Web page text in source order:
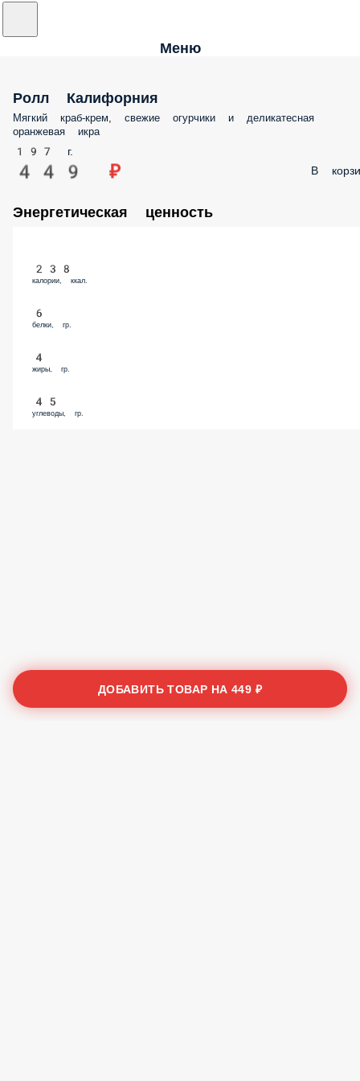
Меню
Ролл Калифорния
Мягкий краб-крем, свежие огурчики и деликатесная
оранжевая икра
197 г.
449 ₽ В
Энергетическая ценность
238
калории, ккал.
6
белки, гр.
4
жиры, гр.
45
углеводы, гр.
ДОБАВИТЬ ТОВАР НА449 ₽